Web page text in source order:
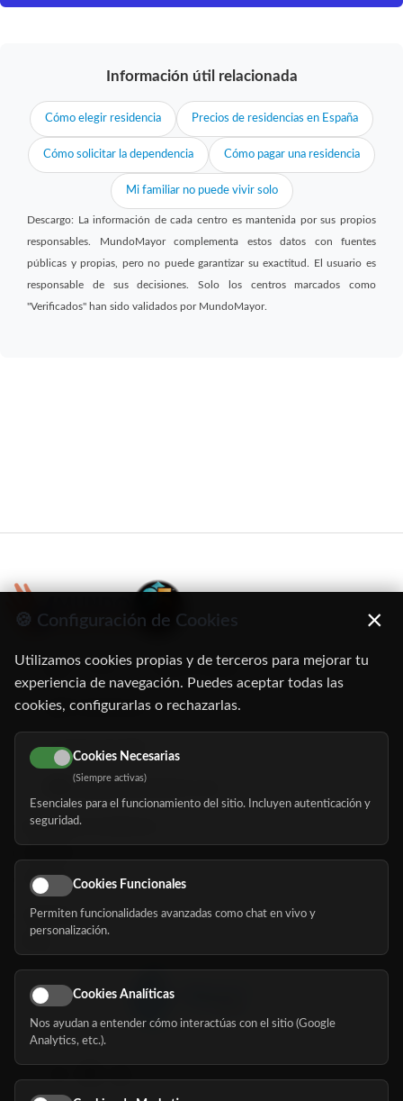
Información útil relacionada
Cómo elegir residencia Precios de residencias en España
Cómo solicitar la dependencia Cómo pagar una residencia
Mi familiar no puede vivir solo
Descargo: La información de cada centro es mantenida por sus propios
responsables. MundoMayor complementa estos datos con fuentes
públicas y propias, pero no puede garantizar su exactitud. El usuario es
responsable de sus decisiones. Solo los centros marcados como
"Verificados" han sido validados por MundoMayor.
C/ Oruro, 11. 28016 Madrid
91 345 06 26
616 113 103
hola@mundomayor.com
Buscador de residencias
Eventos
Nosotros
Síguenos
🍪 Configuración de Cookies ×
Utilizamos cookies propias y de terceros para mejorar tu
experiencia de navegación. Puedes aceptar todas las
cookies, configurarlas o rechazarlas.
Cookies Necesarias
(Siempre activas)
Esenciales para el funcionamiento del sitio. Incluyen autenticación y
seguridad.
Cookies Funcionales
Permiten funcionalidades avanzadas como chat en vivo y
personalización.
Cookies Analíticas
Nos ayudan a entender cómo interactúas con el sitio (Google
Analytics, etc.).